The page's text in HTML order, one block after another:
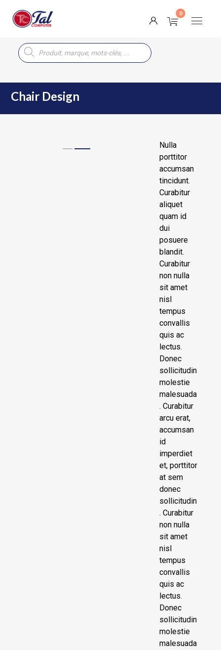
Chair Design
Nulla
porttitor
accumsan
tincidunt.
Curabitur
aliquet
quam id
dui
posuere
blandit.
Curabitur
non nulla
sit amet
nisl
tempus
convallis
quis ac
lectus.
Donec
sollicitudin
molestie
malesuada
. Curabitur
arcu erat,
accumsan
id
imperdiet
et, porttitor
at sem
donec
sollicitudin
. Curabitur
non nulla
sit amet
nisl
tempus
convallis
quis ac
lectus.
Donec
sollicitudin
molestie
malesuada